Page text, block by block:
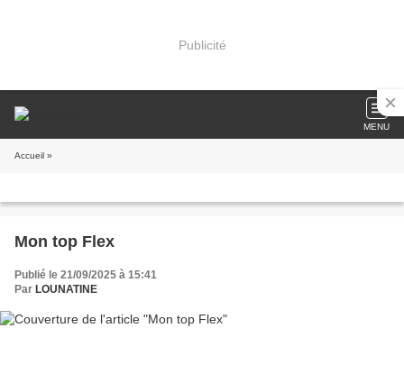
Publicité
MENU
Accueil »
Mon top Flex
Publié le 21/09/2025 à 15:41
Par LOUNATINE